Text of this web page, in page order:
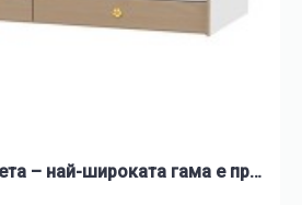
Бебешки креватчета – най-широката гама е при нас!